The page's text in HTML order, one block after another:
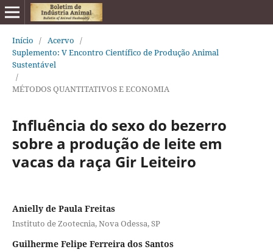
Início / Acervo /
Suplemento: V Encontro Científico de Produção Animal
Sustentável
/
MÉTODOS QUANTITATIVOS E ECONOMIA
Influência do sexo do bezerro
sobre a produção de leite em
vacas da raça Gir Leiteiro
Anielly de Paula Freitas
Instituto de Zootecnia, Nova Odessa, SP
Guilherme Felipe Ferreira dos Santos